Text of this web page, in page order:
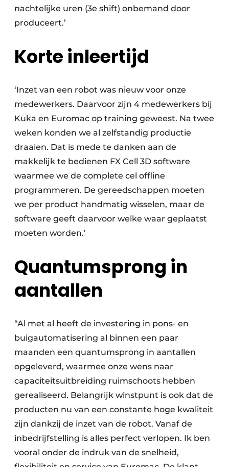
nachtelijke uren (3e shift) onbemand door
produceert.’
Korte inleertijd
‘Inzet van een robot was nieuw voor onze
medewerkers. Daarvoor zijn 4 medewerkers bij
Kuka en Euromac op training geweest. Na twee
weken konden we al zelfstandig productie
draaien. Dat is mede te danken aan de
makkelijk te bedienen FX Cell 3D software
waarmee we de complete cel offline
programmeren. De gereedschappen moeten
we per product handmatig wisselen, maar de
software geeft daarvoor welke waar geplaatst
moeten worden.’
Quantumsprong in
aantallen
“Al met al heeft de investering in pons- en
buigautomatisering al binnen een paar
maanden een quantumsprong in aantallen
opgeleverd, waarmee onze wens naar
capaciteitsuitbreiding ruimschoots hebben
gerealiseerd. Belangrijk winstpunt is ook dat de
producten nu van een constante hoge kwaliteit
zijn dankzij de inzet van de robot. Vanaf de
inbedrijfstelling is alles perfect verlopen. Ik ben
vooral onder de indruk van de snelheid,